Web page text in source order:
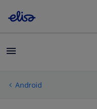
Android